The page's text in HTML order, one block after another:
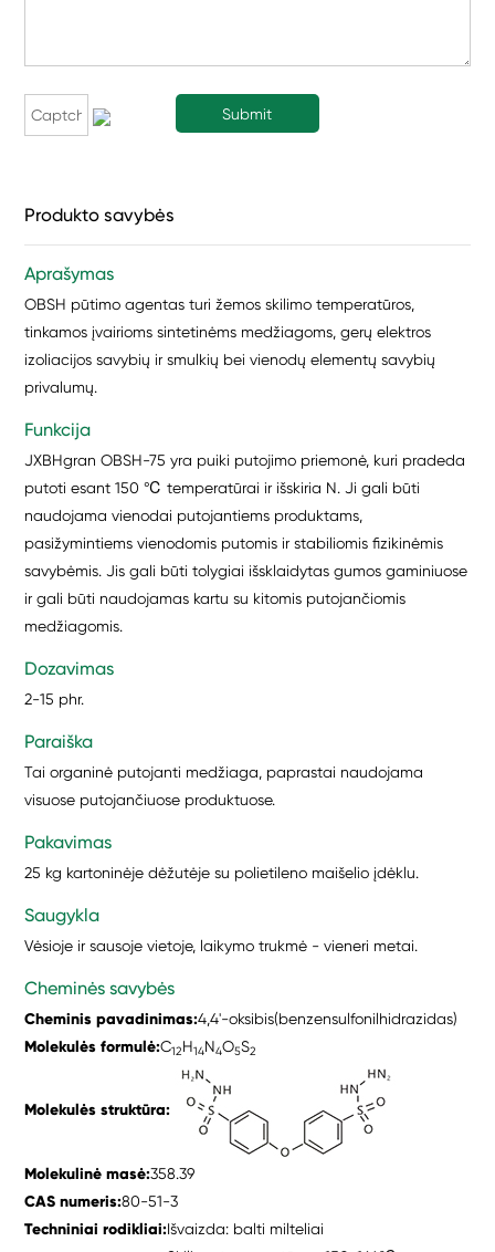
Produkto savybės
Aprašymas
OBSH pūtimo agentas turi žemos skilimo temperatūros,
tinkamos įvairioms sintetinėms medžiagoms, gerų elektros
izoliacijos savybių ir smulkių bei vienodų elementų savybių
privalumų.
Funkcija
JXBHgran OBSH-75 yra puiki putojimo priemonė, kuri pradeda
putoti esant 150 ℃ temperatūrai ir išskiria N. Ji gali būti
naudojama vienodai putojantiems produktams,
pasižymintiems vienodomis putomis ir stabiliomis fizikinėmis
savybėmis. Jis gali būti tolygiai išsklaidytas gumos gaminiuose
ir gali būti naudojamas kartu su kitomis putojančiomis
medžiagomis.
Dozavimas
2-15 phr.
Paraiška
Tai organinė putojanti medžiaga, paprastai naudojama
visuose putojančiuose produktuose.
Pakavimas
25 kg kartoninėje dėžutėje su polietileno maišelio įdėklu.
Saugykla
Vėsioje ir sausoje vietoje, laikymo trukmė - vieneri metai.
Cheminės savybės
Cheminis pavadinimas:4,4'-oksibis(benzensulfonilhidrazidas)
Molekulės formulė:C12H14N4O5S2
Molekulės struktūra:
Molekulinė masė:358.39
CAS numeris:80-51-3
Techniniai rodikliai:Išvaizda: balti milteliai